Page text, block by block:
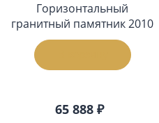
Горизонтальный
гранитный памятник 2010
65 888 ₽